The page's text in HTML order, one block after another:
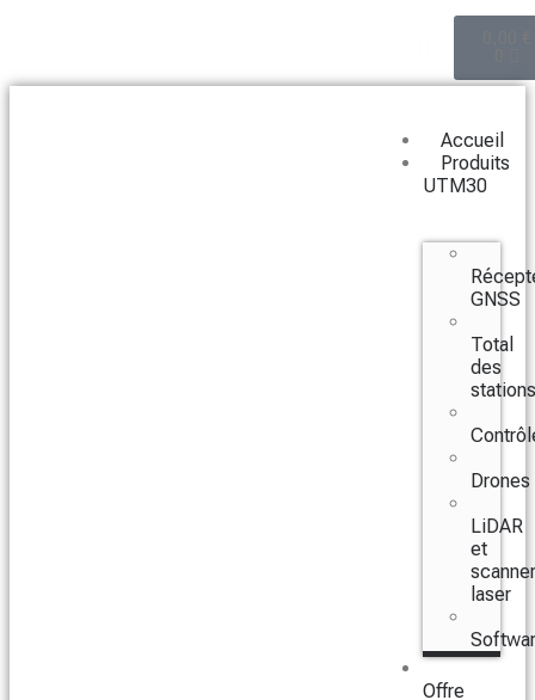
Accueil
Produits
UTM30
GNSS
Total
des
stations
Drones
LiDAR
et
scanner
laser
Offre